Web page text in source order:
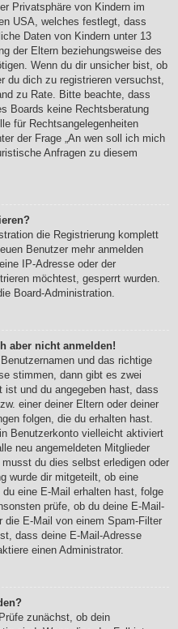
Privatsphäre von Kindern im
USA, welches festlegt, dass
Daten von Kindern unter 13
der Eltern beziehungsweise des
Wenn du dir unsicher bist, ob
du dich zu registrieren versuchst,
zu Rate. Bitte beachte, dass
Boards keine Rechtsberatung
für Rechtsangelegenheiten
der Frage „An wen soll ich mich
Anfragen zu diesem
die Registrierung komplett
Benutzer mehr anmelden
IP-Adresse oder der
möchtest, gesperrt wurden.
Board-Administration.
aber nicht anmelden!
und das richtige
stimmen, dann gibt es zwei
ist und du angegeben hast, dass
einer deiner Eltern oder deiner
folgen, die du erhalten hast.
Benutzerkonto vielleicht aktiviert
neu angemeldeten Mitglieder
du dies selbst erledigen oder
wurde dir mitgeteilt, ob eine
eine E-Mail erhalten hast, folge
prüfe, ob du deine E-Mail-
die E-Mail von einem Spam-Filter
dass deine E-Mail-Adresse
einen Administrator.
zunächst, ob dein